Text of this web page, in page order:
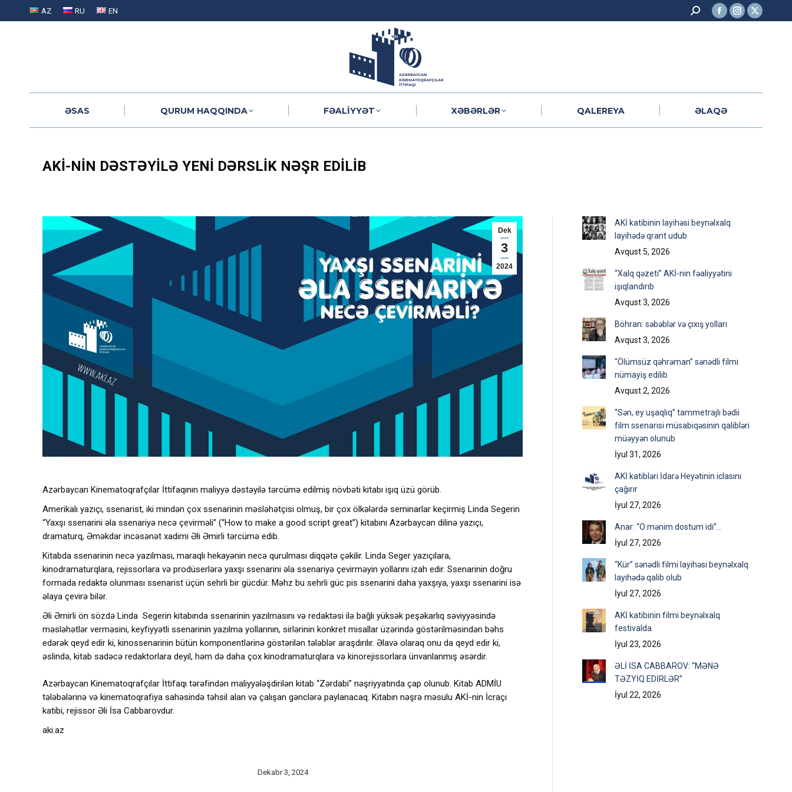
AZ RU EN Search:
Facebook
window
Instagram
window
X
window
ƏSAS
QURUM HAQQINDA FƏALIYYƏT XƏBƏRLƏR QALEREYA ƏLAQƏ
AKİ-NIN DƏSTƏYILƏ YENI DƏRSLIK NƏŞR EDILIB
Dek
3
2024
Azərbaycan Kinematoqrafçılar İttifaqının maliyyə dəstəyilə tərcümə edilmiş növbəti kitabı işıq üzü görüb.
Amerikalı yazıçı, ssenarist, iki mindən çox ssenarinin məsləhətçisi olmuş, bir çox ölkələrdə seminarlar keçirmiş Linda Segerin
“Yaxşı ssenarini əla ssenariyə necə çevirməli” (“How to make a good script great”) kitabını Azərbaycan dilinə yazıçı,
dramaturq, Əməkdar incəsənət xadimi Əli Əmirli tərcümə edib.
Kitabda ssenarinin necə yazılması, maraqlı hekayənin necə qurulması diqqətə çəkilir. Linda Seger yazıçılara,
kinodramaturqlara, rejissorlara və prodüserlərə yaxşı ssenarini əla ssenariyə çevirməyin yollarını izah edir. Ssenarinin doğru
formada redaktə olunması ssenarist üçün sehrli bir gücdür. Məhz bu sehrli güc pis ssenarini daha yaxşıya, yaxşı ssenarini isə
əlaya çevirə bilər.
Əli Əmirli ön sözdə Linda Segerin kitabında ssenarinin yazılmasını və redaktəsi ilə bağlı yüksək peşəkarlıq səviyyəsində
məsləhətlər verməsini, keyfiyyətli ssenarinin yazılma yollarının, sirlərinin konkret misallar üzərində göstərilməsindən bəhs
edərək qeyd edir ki, kinossenarinin bütün komponentlərinə göstərilən tələblər araşdırılır. Əlavə olaraq onu da qeyd edir ki,
əslində, kitab sadəcə redaktorlara deyil, həm də daha çox kinodramaturqlara və kinorejissorlara ünvanlanmış əsərdir.
Azərbaycan Kinematoqrafçılar İttifaqı tərəfindən maliyyələşdirilən kitab “Zərdabi” nəşriyyatında çap olunub. Kitab ADMİU
tələbələrinə və kinematoqrafiya sahəsində təhsil alan və çalışan gənclərə paylanacaq. Kitabın nəşrə məsulu AKİ-nin İcraçı
katibi, rejissor Əli İsa Cabbarovdur.
aki.az
Dekabr 3, 2024
AKİ katibinin layihəsi beynəlxalq
layihədə qrant udub
Avqust 5, 2026
“Xalq qəzeti” AKİ-nin fəaliyyətini
işıqlandırıb
Avqust 3, 2026
Böhran: səbəblər və çıxış yolları
Avqust 3, 2026
“Ölümsüz qəhrəman” sənədli filmi
nümayiş edilib
Avqust 2, 2026
“Sən, ey uşaqlıq” tammetrajlı bədii
film ssenarisi müsabiqəsinin qalibləri
müəyyən olunub
İyul 31, 2026
AKİ katibləri İdarə Heyətinin iclasını
çağırır
İyul 27, 2026
Anar: “O mənim dostum idi”…
İyul 27, 2026
“Kür” sənədli filmi layihəsi beynəlxalq
layihədə qalib olub
İyul 27, 2026
AKİ katibinin filmi beynəlxalq
festivalda
İyul 23, 2026
ƏLİ İSA CABBAROV: “MƏNƏ
TƏZYİQ EDİRLƏR”
İyul 22, 2026
ƏLAQƏ